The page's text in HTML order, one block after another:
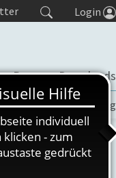
Login
Presse Downloads
Seminaranmeldung